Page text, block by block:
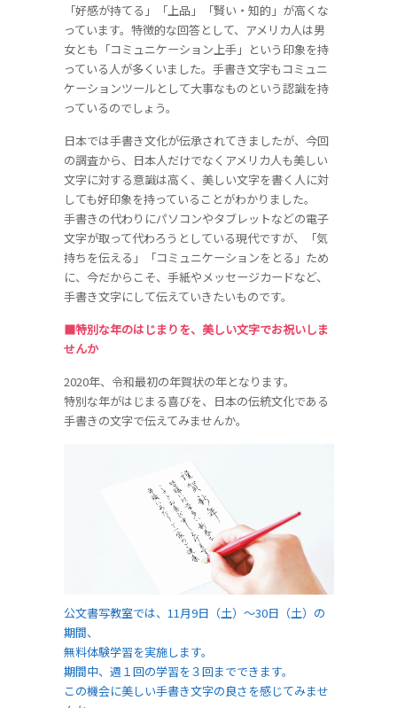
「好感が持てる」「上品」「賢い・知的」が高くな
っています。特徴的な回答として、アメリカ人は男
女とも「コミュニケーション上手」という印象を持
っている人が多くいました。手書き文字もコミュニ
ケーションツールとして大事なものという認識を持
っているのでしょう。
日本では手書き文化が伝承されてきましたが、今回
の調査から、日本人だけでなくアメリカ人も美しい
文字に対する意識は高く、美しい文字を書く人に対
しても好印象を持っていることがわかりました。
手書きの代わりにパソコンやタブレットなどの電子
文字が取って代わろうとしている現代ですが、「気
持ちを伝える」「コミュニケーションをとる」ため
に、今だからこそ、手紙やメッセージカードなど、
手書き文字にして伝えていきたいものです。
■特別な年のはじまりを、美しい文字でお祝いしま
せんか
2020年、令和最初の年賀状の年となります。
特別な年がはじまる喜びを、日本の伝統文化である
手書きの文字で伝えてみませんか。
公文書写教室では、11月9日（土）～30日（土）の
期間、
無料体験学習を実施します。
期間中、週１回の学習を３回までできます。
この機会に美しい手書き文字の良さを感じてみませ